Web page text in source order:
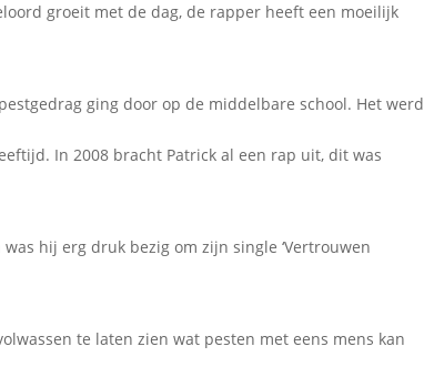
groeit met de dag, de rapper heeft een moeilijk
ging door op de middelbare school. Het werd
In 2008 bracht Patrick al een rap uit, dit was
hij erg druk bezig om zijn single ‘Vertrouwen
te laten zien wat pesten met eens mens kan